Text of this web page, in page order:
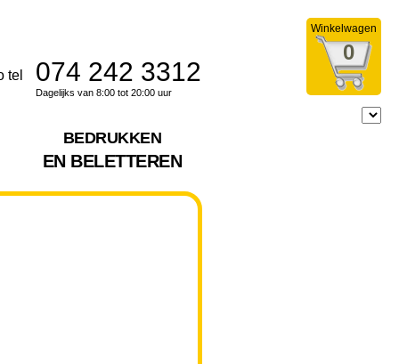
Winkelwagen
0
074 242 3312
Dagelijks van 8:00 tot 20:00 uur
BEDRUKKEN
EN BELETTEREN